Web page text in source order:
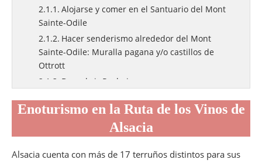
Alojarse y comer en el Santuario del Mont
Sainte-Odile
Hacer senderismo alrededor del Mont
Sainte-Odile: Muralla pagana y/o castillos de
Ottrott
Descubrir Rosheim
Obernai
¿Dónde comer algo rápido en Obernai?
Chez Thierry Schwartz, pain vivant
Enoturismo en la Ruta de los Vinos de
Alsacia
Alsacia cuenta con más de 17 terruños distintos para sus